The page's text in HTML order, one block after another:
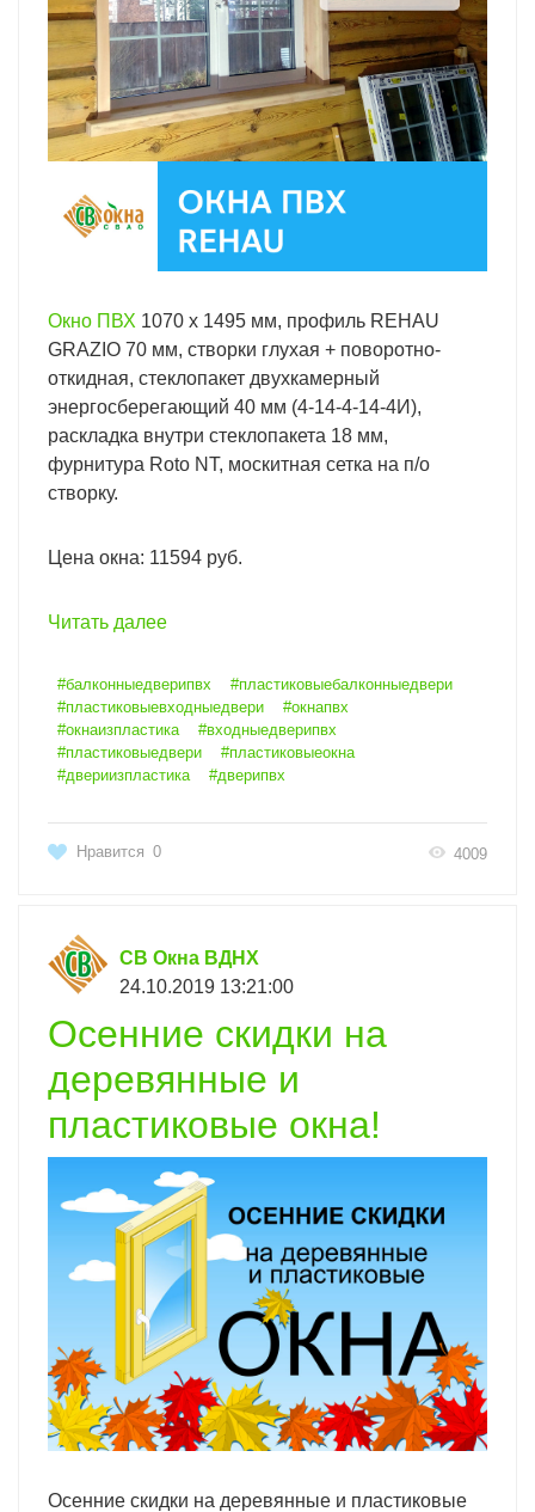
Окно ПВХ 1070 х 1495 мм, профиль REHAU
GRAZIO 70 мм, створки глухая + поворотно-
откидная, стеклопакет двухкамерный
энергосберегающий 40 мм (4-14-4-14-4И),
раскладка внутри стеклопакета 18 мм,
фурнитура Roto NT, москитная сетка на п/о
створку.
Цена окна: 11594 руб.
Читать далее
#балконныедверипвх
#пластиковыебалконныедвери
#пластиковыевходныедвери
#окнапвх
#окнаизпластика
#входныедверипвх
#пластиковыедвери
#пластиковыеокна
#двериизпластика
#дверипвх
Нравится 0 4009
СВ Окна ВДНХ
24.10.2019 13:21:00
Осенние скидки на
деревянные и
пластиковые окна!
Осенние скидки на деревянные и пластиковые